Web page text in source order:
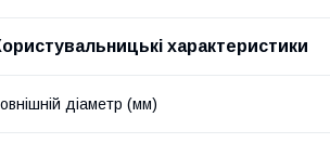
характеристики
діаметр (мм)